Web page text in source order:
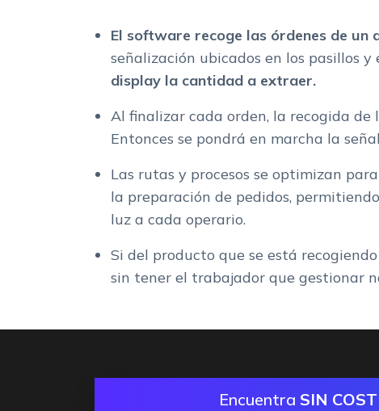
El software recoge las órdenes de un
señalización ubicados en los pasillos
display la cantidad a extraer.
Al finalizar cada orden, la recogida de
Entonces se pondrá en marcha la
Las rutas y procesos se optimizan
la preparación de pedidos,
luz a cada operario.
Si del producto que se está
sin tener el trabajador que gestionar
Encuentra SIN